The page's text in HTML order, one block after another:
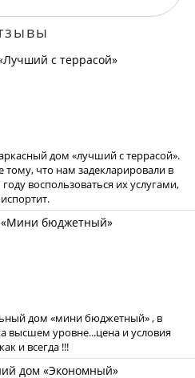
дом «лучший с террасой».
тому, что нам задекларировали в
воспользоваться их услугами,
дом «мини бюджетный» , в
высшем уровне...цена и условия
и всегда !!!